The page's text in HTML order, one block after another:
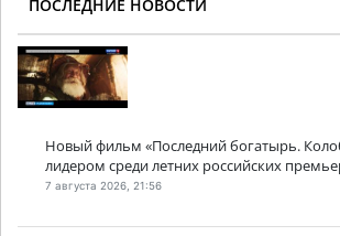
ПОСЛЕДНИЕ НОВОСТИ
Новый фильм «Последний богатырь.
лидером среди летних российских
7 августа 2026, 21:56